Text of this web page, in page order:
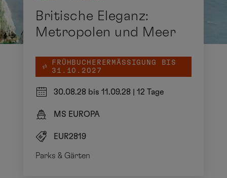
Britische Eleganz:
Metropolen und Meer
FRÜHBUCHERERMÄSSIGUNG BIS 3
1.10.2027
30.08.28 bis 11.09.28 12 Tage
MS EUROPA
EUR2819
Parks & Gärten